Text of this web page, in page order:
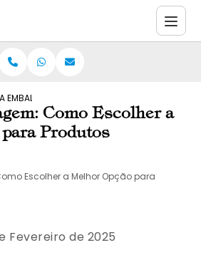
EMBALAGEM: COMO ESCOLHER A MELHOR
Como Escolher a
Produtos
Fevereiro de 2025